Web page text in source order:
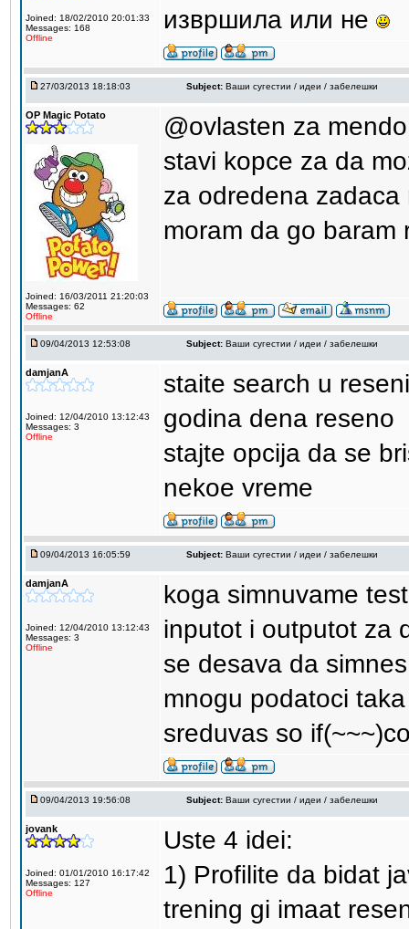
Joined: 18/02/2010 20:01:33
Messages: 168
Offline
извршила или не
27/03/2013 18:18:03 Subject: Ваши сугестии / идеи / забелешки
OP Magic Potato
Joined: 16/03/2011 21:20:03
Messages: 62
Offline
@ovlasten za mendo
stavi kopce za da
za odredena
moram da go baram
09/04/2013 12:53:08 Subject: Ваши сугестии / идеи / забелешки
damjanA
Joined: 12/04/2010 13:12:43
Messages: 3
Offline
staite search u
godina dena reseno
stajte opcija da se
nekoe vreme
09/04/2013 16:05:59 Subject: Ваши сугестии / идеи / забелешки
damjanA
Joined: 12/04/2010 13:12:43
Messages: 3
Offline
koga simnuvame
inputot i outputot za
se desava da
mnogu podatoci
sreduvas so
09/04/2013 19:56:08 Subject: Ваши сугестии / идеи / забелешки
jovank
Joined: 01/01/2010 16:17:42
Messages: 127
Offline
Uste 4 idei:
1) Profilite da bidat
trening gi imaat